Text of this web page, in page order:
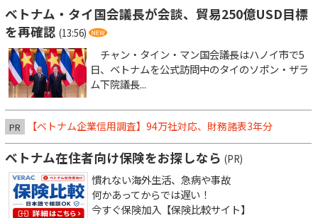
ベトナム・タイ国会議長が会談、貿易250億USD目標
を再確認 (13:56)
チャン・タイン・マン国会議長はハノイ市で5
日、ベトナムを公式訪問中のタイのソポン・ザラ
ム下院議長...
PR 【ベトナム企業信用調査】94万社対応、財務諸表3年分
ベトナム在住者向け保険をお探しなら (PR)
慣れない海外生活、急病や事故
何かあってからでは遅い！
今すぐ保険加入【保険比較サイト】